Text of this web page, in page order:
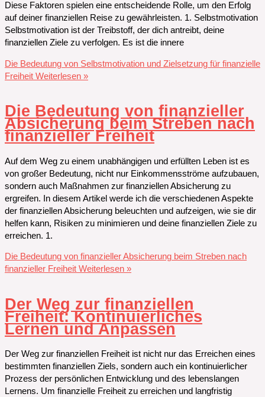
Diese Faktoren spielen eine entscheidende Rolle, um den Erfolg
auf deiner finanziellen Reise zu gewährleisten. 1. Selbstmotivation
Selbstmotivation ist der Treibstoff, der dich antreibt, deine
finanziellen Ziele zu verfolgen. Es ist die innere
Die Bedeutung von Selbstmotivation und Zielsetzung für finanzielle
Freiheit Weiterlesen »
Die Bedeutung von finanzieller
Absicherung beim Streben nach
finanzieller Freiheit
Auf dem Weg zu einem unabhängigen und erfüllten Leben ist es
von großer Bedeutung, nicht nur Einkommensströme aufzubauen,
sondern auch Maßnahmen zur finanziellen Absicherung zu
ergreifen. In diesem Artikel werde ich die verschiedenen Aspekte
der finanziellen Absicherung beleuchten und aufzeigen, wie sie dir
helfen kann, Risiken zu minimieren und deine finanziellen Ziele zu
erreichen. 1.
Die Bedeutung von finanzieller Absicherung beim Streben nach
finanzieller Freiheit Weiterlesen »
Der Weg zur finanziellen
Freiheit: Kontinuierliches
Lernen und Anpassen
Der Weg zur finanziellen Freiheit ist nicht nur das Erreichen eines
bestimmten finanziellen Ziels, sondern auch ein kontinuierlicher
Prozess der persönlichen Entwicklung und des lebenslangen
Lernens. Um finanzielle Freiheit zu erreichen und langfristig